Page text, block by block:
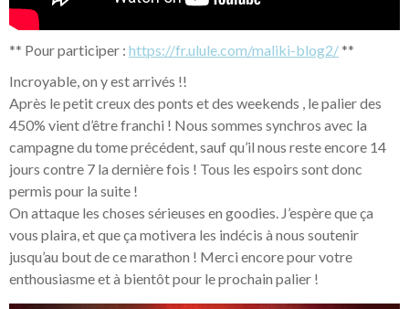
** Pour participer : https://fr.ulule.com/maliki-blog2/**
Incroyable, on y est arrivés !!
Après le petit creux des ponts et des weekends , le palier des
450% vient d’être franchi ! Nous sommes synchros avec la
campagne du tome précédent, sauf qu’il nous reste encore 14
jours contre 7 la dernière fois ! Tous les espoirs sont donc
permis pour la suite !
On attaque les choses sérieuses en goodies. J’espère que ça
vous plaira, et que ça motivera les indécis à nous soutenir
jusqu’au bout de ce marathon ! Merci encore pour votre
enthousiasme et à bientôt pour le prochain palier !